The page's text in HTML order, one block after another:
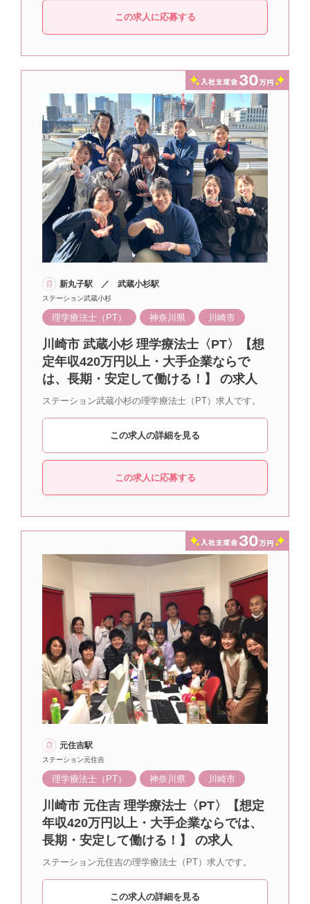
この求人に応募する
新丸子駅 ／ 武蔵小杉駅
ステーション武蔵小杉
理学療法士（PT） 神奈川県 川崎市
川崎市 武蔵小杉 理学療法士〈PT〉【想
定年収420万円以上・大手企業ならで
は、長期・安定して働ける！】 の求人
ステーション武蔵小杉の理学療法士（PT）求人です。
この求人の詳細を見る
この求人に応募する
元住吉駅
ステーション元住吉
理学療法士（PT） 神奈川県 川崎市
川崎市 元住吉 理学療法士〈PT〉【想定
年収420万円以上・大手企業ならでは、
長期・安定して働ける！】 の求人
ステーション元住吉の理学療法士（PT）求人です。
この求人の詳細を見る